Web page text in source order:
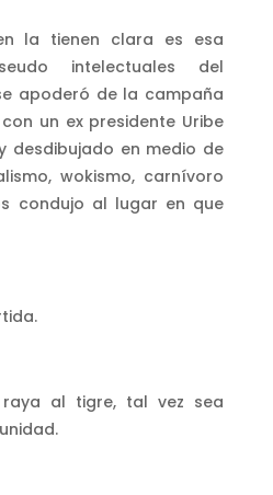
la tienen clara es esa
intelectuales del
apoderó de la campaña
un ex presidente Uribe
desdibujado en medio de
wokismo, carnívoro
condujo al lugar en que
raya al tigre, tal vez sea